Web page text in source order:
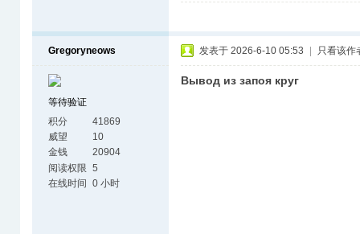
Gregoryneows
等待验证
积分
41869
威望
10
金钱
20904
阅读权限 5
在线时间 0 小时
发表于 2026-6-10 05:53 只看该作
Вывод из запоя круг